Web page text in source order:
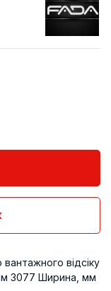
відсіку
3077 Ширина, мм